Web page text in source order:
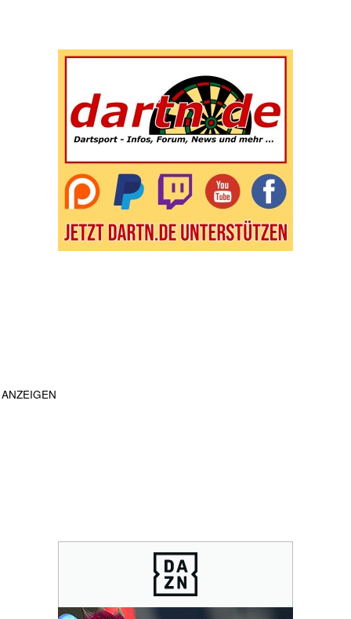
ANZEIGEN